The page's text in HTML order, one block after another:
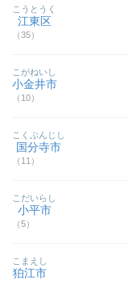
江東区
（35）
こうとうく
小金井市
（10）
こがねいし
国分寺市
（11）
こくぶんじし
小平市
（5）
こだいらし
狛江市
こまえし